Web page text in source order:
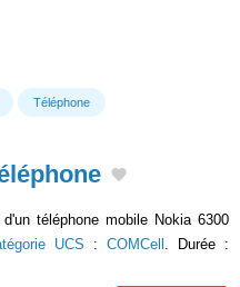
Téléphone
téléphone mobile Nokia 6300
UCS : COMCell . Durée :